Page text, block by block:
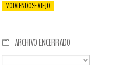
VOLVIENDOSE VIEJO
ARCHIVO ENCERRADO